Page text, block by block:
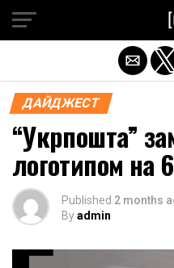
ДАЙДЖЕСТ
“Укрпошта”
логотипом на
Published 2 months
Byadmin
Exit